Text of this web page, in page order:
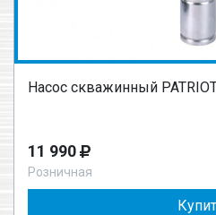
Насос скважинный
11 990
Розничная